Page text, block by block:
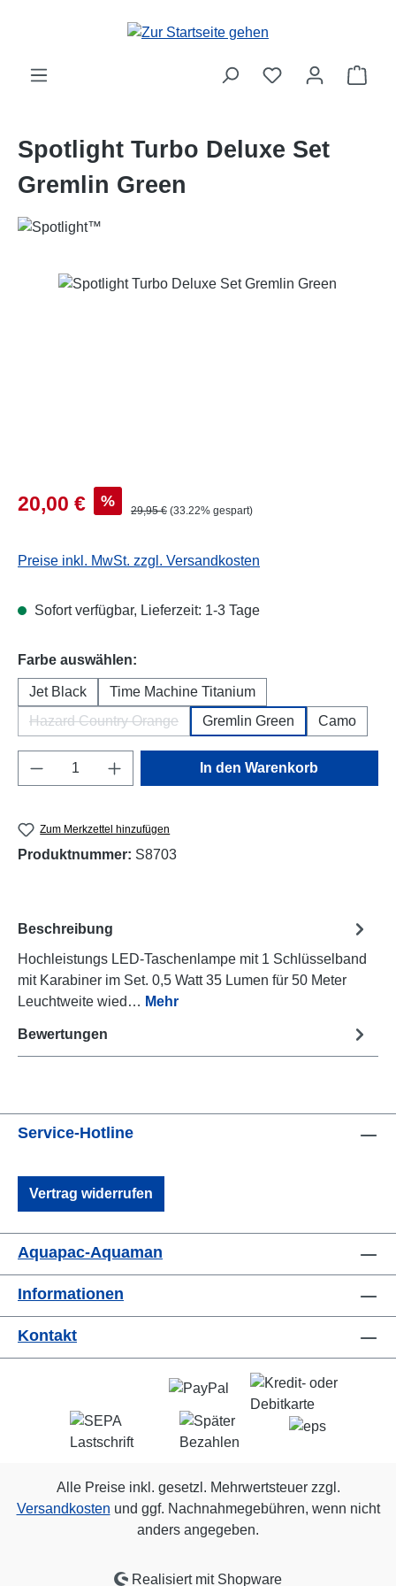
Zum Hauptinhalt springen
Spotlight Turbo Deluxe Set
Gremlin Green
Bildergalerie überspringen
Verkaufspreis:
20,00 € % Regulärer Preis:
29,95 € (33.22% gespart)
Preise inkl. MwSt. zzgl. Versandkosten
Sofort verfügbar, Lieferzeit: 1-3 Tage
Farbe auswählen:
Jet Black
Time Machine Titanium
Hazard Country Orange
(Diese Option ist zurzeit nicht verfügbar.)
Gremlin Green Camo
Produkt Anzahl: Gib den gewünschten
In den Warenkorb
Zum Merkzettel hinzufügen
Produktnummer: S8703
Beschreibung
Hochleistungs LED-Taschenlampe mit 1 Schlüsselband
mit Karabiner im Set. 0,5 Watt 35 Lumen für 50 Meter
Leuchtweite wied… Mehr
Bewertungen
Service-Hotline
Vertrag widerrufen
Aquapac-Aquaman
Informationen
Kontakt
Alle Preise inkl. gesetzl. Mehrwertsteuer zzgl.
Versandkosten und ggf. Nachnahmegebühren, wenn nicht
anders angegeben.
Realisiert mit Shopware